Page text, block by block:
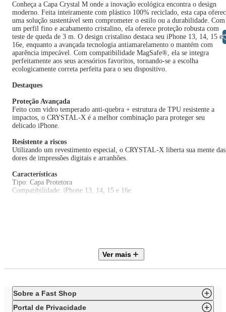
Conheça a Capa Crystal M onde a inovação ecológica encontra o design
moderno. Feita inteiramente com plástico 100% reciclado, esta capa
uma solução sustentável sem comprometer o estilo ou a durabilidade. Com
um perfil fino e acabamento cristalino, ela oferece proteção robusta com
teste de queda de 3 m. O design cristalino destaca seu iPhone 13, 14, 15 e
16e, enquanto a avançada tecnologia antiamarelamento o mantém com
aparência impecável. Com compatibilidade MagSafe®️, ela se integra
perfeitamente aos seus acessórios favoritos, tornando-se a escolha
ecologicamente correta perfeita para o seu dispositivo.
Destaques
Proteção Avançada
Feito com vidro temperado anti-quebra + estrutura de TPU resistente a
impactos, o CRYSTAL-X é a melhor combinação para proteger seu
delicado iPhone.
Resistente a riscos
Utilizando um revestimento especial, o CRYSTAL-X liberta sua mente das
dores de impressões digitais e arranhões.
Características
Tipo: Capa Protetora
Compatibilidade: iPhone 13, 14, 15 e 16e
Peso do produto com embalagem: 0,25 Kg
Itens Inclusos
01 Capa Protetora
Ver mais
Sobre a Fast Shop
Portal de Privacidade
Libras